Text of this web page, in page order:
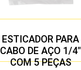
ESTICADOR PARA
CABO DE AÇO 1/4″
COM 5 PEÇAS